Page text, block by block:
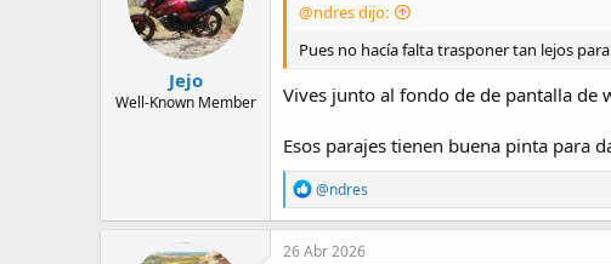
n
s
:
Jejo
Well-Known Member
@ndres dijo:
Pues no hacía falta trasponer tan lejos
Vives junto al fondo de de pantalla de
Esos parajes tienen buena pinta para
R
e
a
c
@ndres
26 Abr 2026